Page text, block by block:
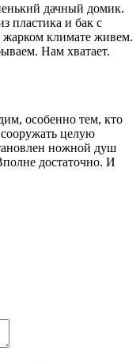
дачный домик.
пластика и бак с
жарком климате живем.
Нам хватает.
особенно тем, кто
сооружать целую
ножной душ
достаточно. И